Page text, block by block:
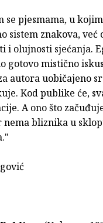
se pjesmama, u
sistem znakova,
i olujnosti sjećanja.
gotovo mistično
autora uobičajeno
Kod publike će,
A ono što
nema bliznika u